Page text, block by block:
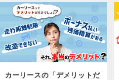
カーリースの「デメリットだ